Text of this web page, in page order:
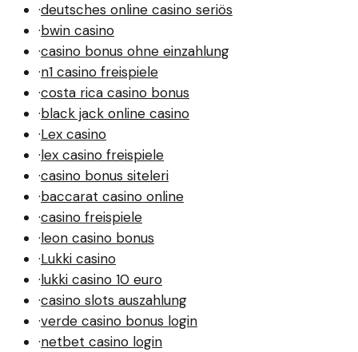
·deutsches online casino seriös
·bwin casino
·casino bonus ohne einzahlung
·n1 casino freispiele
·costa rica casino bonus
·black jack online casino
·Lex casino
·lex casino freispiele
·casino bonus siteleri
·baccarat casino online
·casino freispiele
·leon casino bonus
·Lukki casino
·lukki casino 10 euro
·casino slots auszahlung
·verde casino bonus login
·netbet casino login